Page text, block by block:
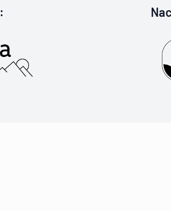
California Profipartner
: